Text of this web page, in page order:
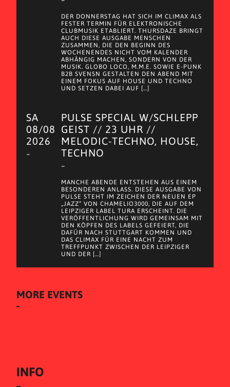
DER DONNERSTAG HAT SICH IM CLIMAX ALS
FESTER TERMIN FÜR ELEKTRONISCHE
CLUBMUSIK ETABLIERT. THURSDAZE BRINGT
AUCH DIESE AUSGABE MENSCHEN
ZUSAMMEN, DIE DEN BEGINN DES
WOCHENENDES NICHT VOM KALENDER
ABHÄNGIG MACHEN, SONDERN VON DER
MUSIK. GLOBO LOCO, M.M.E. SOWIE E-PUNK
B2B SVENSN GESTALTEN DEN ABEND MIT
EINEM FOKUS AUF HOUSE UND TECHNO
UND SETZEN DABEI AUF […]
SA
08/08
2026
–
PULSE SPECIAL W/SCHLEPP
GEIST // 23 UHR //
MELODIC-TECHNO, HOUSE,
TECHNO
–
MANCHE ABENDE ENTSTEHEN AUS EINEM
BESONDEREN ANLASS. DIESE AUSGABE VON
PULSE STEHT IM ZEICHEN DER NEUEN EP
„JAZZ“ VON CHAMELIO3000, DIE AUF DEM
LEIPZIGER LABEL TURA ERSCHEINT. DIE
VERÖFFENTLICHUNG WIRD GEMEINSAM MIT
DEN KÖPFEN DES LABELS GEFEIERT, DIE
DAFÜR NACH STUTTGART KOMMEN UND
DAS CLIMAX FÜR EINE NACHT ZUM
TREFFPUNKT ZWISCHEN DER LEIPZIGER
UND DER […]
MORE EVENTS
INFO